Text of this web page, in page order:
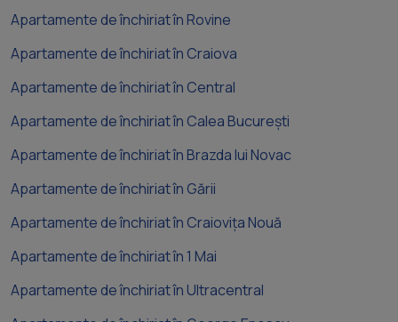
Apartamente de închiriat în Rovine
Apartamente de închiriat în Craiova
Apartamente de închiriat în Central
Apartamente de închiriat în Calea București
Apartamente de închiriat în Brazda lui Novac
Apartamente de închiriat în Gării
Apartamente de închiriat în Craiovița Nouă
Apartamente de închiriat în 1 Mai
Apartamente de închiriat în Ultracentral